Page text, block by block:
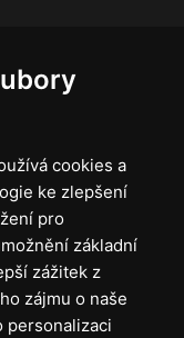
cookies a
ke zlepšení
pro
základní
zážitek z
zájmu o naše
personalizaci
údajů